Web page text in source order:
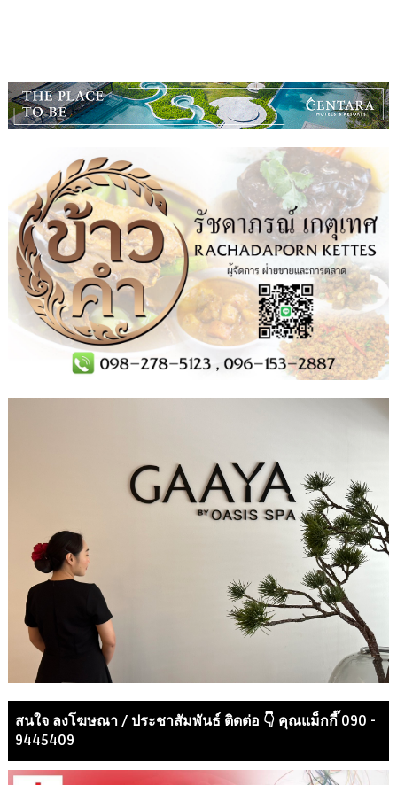
สนใจ ลงโฆษณา / ประชาสัมพันธ์ ติดต่อ 👇 คุณแม็กกี๊ 090 -
9445409